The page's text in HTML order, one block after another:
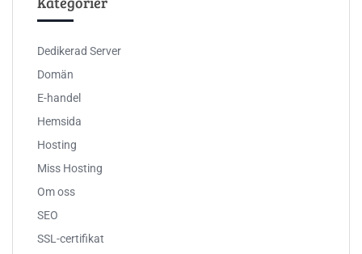
Dedikerad Server
Domän
E-handel
Hemsida
Hosting
Miss Hosting
Om oss
SEO
SSL-certifikat